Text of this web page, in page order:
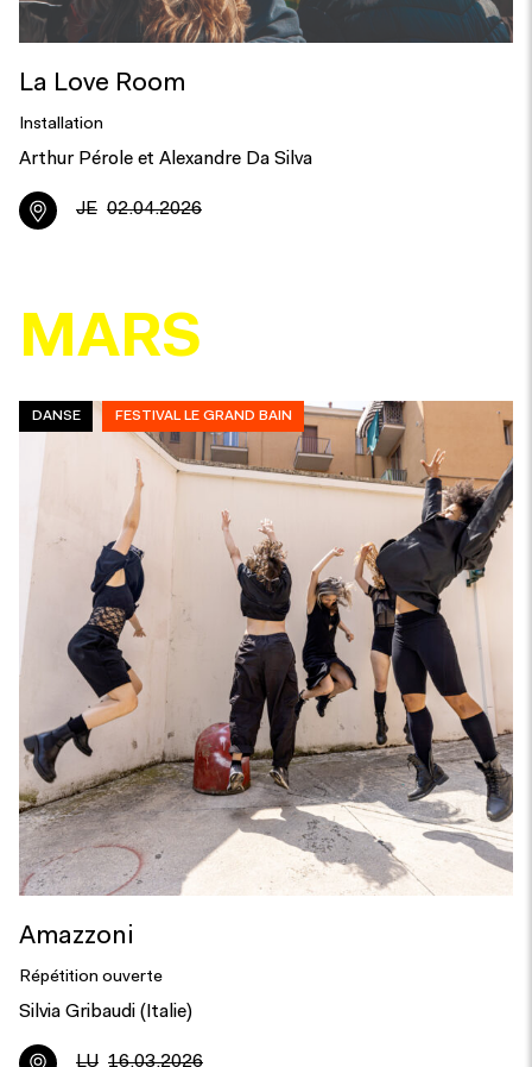
La Love Room
Installation
Arthur Pérole et Alexandre Da Silva
JE 02.04.2026
MARS
DANSE FESTIVAL LE GRAND BAIN
Amazzoni
Répétition ouverte
Silvia Gribaudi (Italie)
LU 16.03.2026